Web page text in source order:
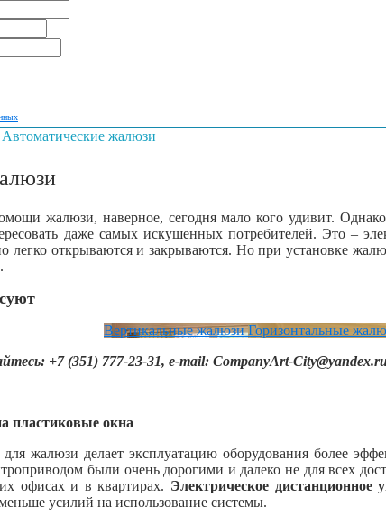
Автоматические жалюзи
жалюзи, наверное, сегодня мало кого удивит.
даже самых искушенных потребителей. Это –
легко открываются и закрываются. Но при установке
Вертикальные жалюзи Горизонтальные
+7 (351) 777-23-31, e-mail: CompanyArt-
пластиковые окна
жалюзи делает эксплуатацию оборудования более
были очень дорогими и далеко не для всех
офисах и в квартирах. Электрическое дистанционное
усилий на использование системы.